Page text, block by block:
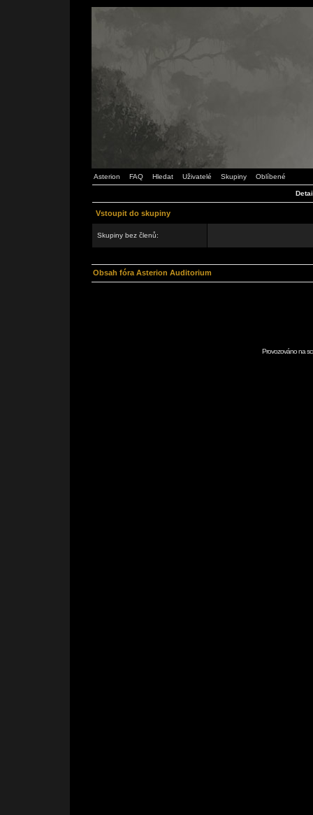
Asterion FAQ Hledat Uživatelé Skupiny Oblíbené
Vstoupit do skupiny
Skupiny bez členů:
Obsah fóra Asterion Auditorium
Provozováno na